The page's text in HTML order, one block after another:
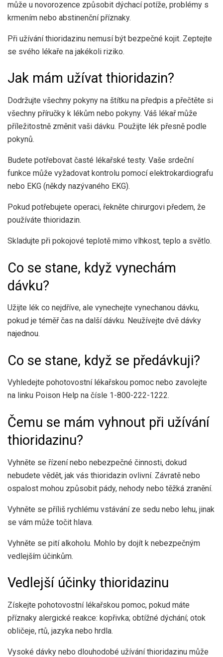
může u novorozence způsobit dýchací potíže, problémy s
krmením nebo abstinenční příznaky.
Při užívání thioridazinu nemusí být bezpečné kojit. Zeptejte
se svého lékaře na jakékoli riziko.
Jak mám užívat thioridazin?
Dodržujte všechny pokyny na štítku na předpis a přečtěte si
všechny příručky k lékům nebo pokyny. Váš lékař může
příležitostně změnit vaši dávku. Použijte lék přesně podle
pokynů.
Budete potřebovat časté lékařské testy. Vaše srdeční
funkce může vyžadovat kontrolu pomocí elektrokardiografu
nebo EKG (někdy nazývaného EKG).
Pokud potřebujete operaci, řekněte chirurgovi předem, že
používáte thioridazin.
Skladujte při pokojové teplotě mimo vlhkost, teplo a světlo.
Co se stane, když vynechám
dávku?
Užijte lék co ​​nejdříve, ale vynechejte vynechanou dávku,
pokud je téměř čas na další dávku. Neužívejte dvě dávky
najednou.
Co se stane, když se předávkuji?
Vyhledejte pohotovostní lékařskou pomoc nebo zavolejte
na linku Poison Help na čísle 1-800-222-1222.
Čemu se mám vyhnout při užívání
thioridazinu?
Vyhněte se řízení nebo nebezpečné činnosti, dokud
nebudete vědět, jak vás thioridazin ovlivní. Závratě nebo
ospalost mohou způsobit pády, nehody nebo těžká zranění.
Vyhněte se příliš rychlému vstávání ze sedu nebo lehu, jinak
se vám může točit hlava.
Vyhněte se pití alkoholu. Mohlo by dojít k nebezpečným
vedlejším účinkům.
Vedlejší účinky thioridazinu
Získejte pohotovostní lékařskou pomoc, pokud máte
příznaky alergické reakce: kopřivka; obtížné dýchání; otok
obličeje, rtů, jazyka nebo hrdla.
Vysoké dávky nebo dlouhodobé užívání thioridazinu může